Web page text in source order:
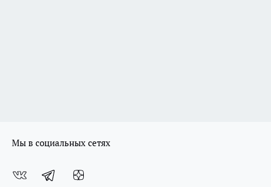
Мы в социальных сетях